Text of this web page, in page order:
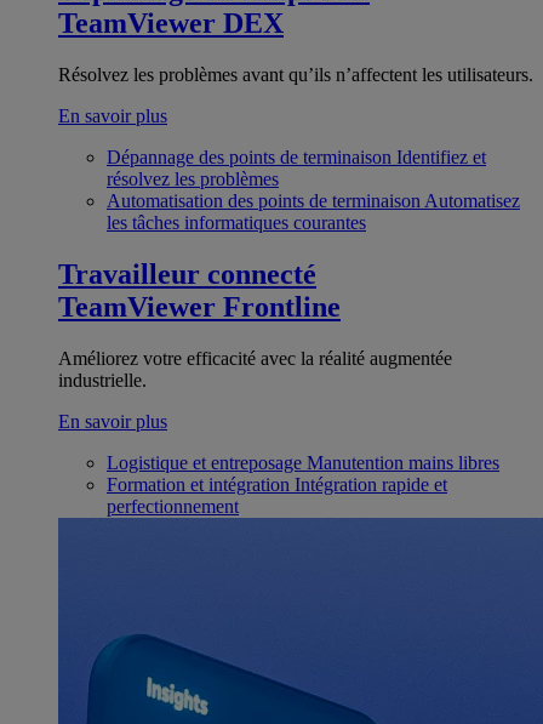
TeamViewer DEX
Résolvez les problèmes avant qu’ils n’affectent les utilisateurs.
En savoir plus
Dépannage des points de terminaison Identifiez et
résolvez les problèmes
Automatisation des points de terminaison Automatisez
les tâches informatiques courantes
Travailleur connecté
TeamViewer Frontline
Améliorez votre efficacité avec la réalité augmentée
industrielle.
En savoir plus
Logistique et entreposage Manutention mains libres
Formation et intégration Intégration rapide et
perfectionnement